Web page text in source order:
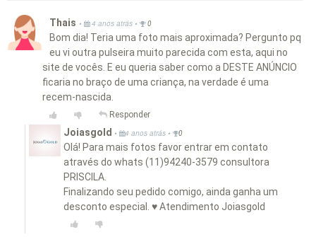
Thais • 4 anos atrás • 0
Bom dia! Teria uma foto mais aproximada? Pergunto pq
eu vi outra pulseira muito parecida com esta, aqui no
site de vocês. E eu queria saber como a DESTE ANÚNCIO
ficaria no braço de uma criança, na verdade é uma
recem-nascida.
Responder
Joiasgold • 4 anos atrás • 0
Olá! Para mais fotos favor entrar em contato
através do whats (11)94240-3579 consultora
PRISCILA.
Finalizando seu pedido comigo, ainda ganha um
desconto especial. ♥ Atendimento Joiasgold